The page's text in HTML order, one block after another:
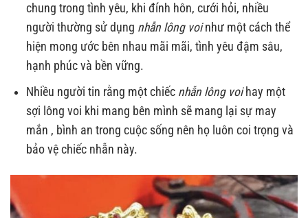
chung trong tình yêu, khi đính hôn, cưới hỏi, nhiều
người thường sử dụng nhẫn lông voinhư một cách thể
hiện mong ước bên nhau mãi mãi, tình yêu đậm sâu,
hạnh phúc và bền vững.
Nhiều người tin rằng một chiếc nhẫn lông voihay một
sợi lông voi khi mang bên mình sẽ mang lại sự may
mắn , bình an trong cuộc sống nên họ luôn coi trọng và
bảo vệ chiếc nhẫn này.